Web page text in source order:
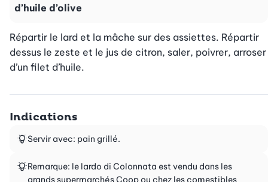
d’huile d’olive
Répartir le lard et la mâche sur des assiettes. Répartir
dessus le zeste et le jus de citron, saler, poivrer, arroser
d’un filet d’huile.
Indications
Servir avec: pain grillé.
Remarque: le lardo di Colonnata est vendu dans les
grands supermarchés Coop ou chez les comestibles